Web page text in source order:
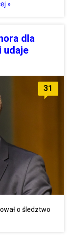
»
dla
udaje
31
o śledztwo